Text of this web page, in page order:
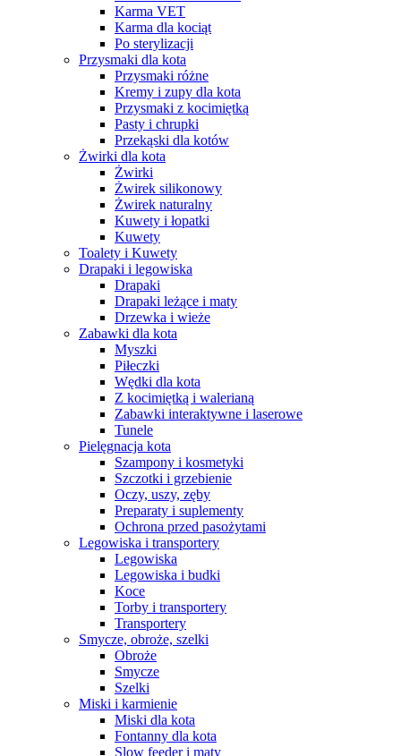
Karma VET
Karma dla kociąt
Po sterylizacji
Przysmaki dla kota
Przysmaki różne
Kremy i zupy dla kota
Przysmaki z kocimiętką
Pasty i chrupki
Przekąski dla kotów
Żwirki dla kota
Żwirki
Żwirek silikonowy
Żwirek naturalny
Kuwety i łopatki
Kuwety
Toalety i Kuwety
Drapaki i legowiska
Drapaki
Drapaki leżące i maty
Drzewka i wieże
Zabawki dla kota
Myszki
Piłeczki
Wędki dla kota
Z kocimiętką i walerianą
Zabawki interaktywne i laserowe
Tunele
Pielęgnacja kota
Szampony i kosmetyki
Szczotki i grzebienie
Oczy, uszy, zęby
Preparaty i suplementy
Ochrona przed pasożytami
Legowiska i transportery
Legowiska
Legowiska i budki
Koce
Torby i transportery
Transportery
Smycze, obroże, szelki
Obroże
Smycze
Szelki
Miski i karmienie
Miski dla kota
Fontanny dla kota
Slow feeder i maty